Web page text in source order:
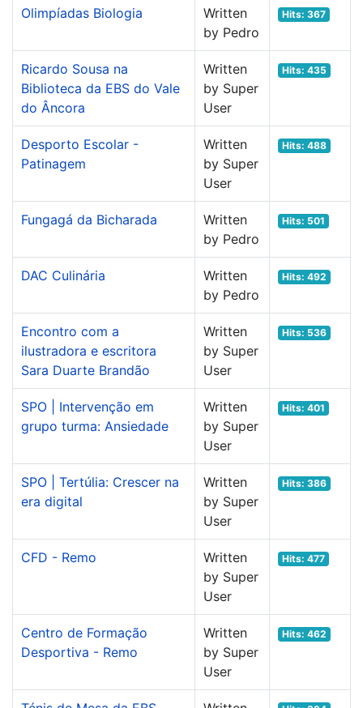
Olimpíadas Biologia
Written
by Pedro
Hits: 367
Ricardo Sousa na
Biblioteca da EBS do Vale
do Âncora
Written
by Super
User
Hits: 435
Desporto Escolar -
Patinagem
Written
by Super
User
Hits: 488
Fungagá da Bicharada
Written
by Pedro
Hits: 501
DAC Culinária
Written
by Pedro
Hits: 492
Encontro com a
ilustradora e escritora
Sara Duarte Brandão
Written
by Super
User
Hits: 536
SPO | Intervenção em
grupo turma: Ansiedade
Written
by Super
User
Hits: 401
SPO | Tertúlia: Crescer na
era digital
Written
by Super
User
Hits: 386
CFD - Remo
Written
by Super
User
Hits: 477
Centro de Formação
Desportiva - Remo
Written
by Super
User
Hits: 462